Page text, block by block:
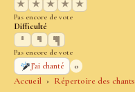
Accueil Répertoire des chants
★
★ ★ ★ ★
Pas encore de vote
Difficulté
Pas encore de vote
J’ai chanté
0